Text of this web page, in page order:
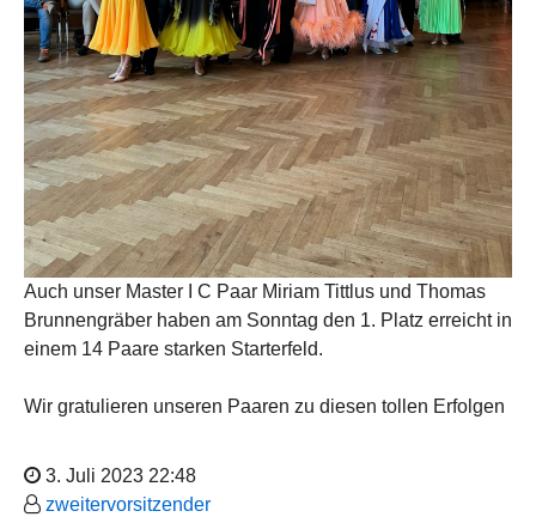
Auch unser Master I C Paar Miriam Tittlus und Thomas
Brunnengräber haben am Sonntag den 1. Platz erreicht in
einem 14 Paare starken Starterfeld.
Wir gratulieren unseren Paaren zu diesen tollen Erfolgen
3. Juli 2023 22:48
zweitervorsitzender